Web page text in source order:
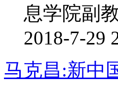
息学院副
2018-7-29
马克昌:新中